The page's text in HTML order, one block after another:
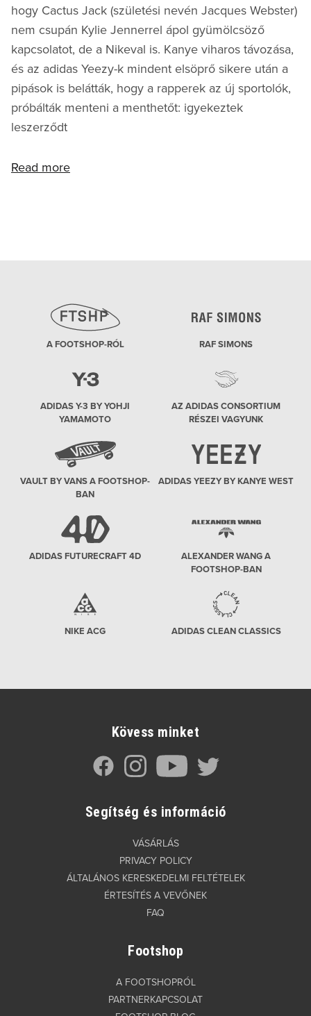
hogy Cactus Jack (születési nevén Jacques Webster)
nem csupán Kylie Jennerrel ápol gyümölcsöző
kapcsolatot, de a Nikeval is. Kanye viharos távozása,
és az adidas Yeezy-k mindent elsöprő sikere után a
pipások is belátták, hogy a rapperek az új sportolók,
próbálták menteni a menthetőt: igyekeztek
leszerződt
Read more
A FOOTSHOP-RÓL RAF SIMONS
ADIDAS Y-3 BY YOHJI
YAMAMOTO
AZ ADIDAS CONSORTIUM
RÉSZEI VAGYUNK
VAULT BY VANS A FOOTSHOP-
BAN
ADIDAS YEEZY BY KANYE WEST
ADIDAS FUTURECRAFT 4D
ALEXANDER WANG A
FOOTSHOP-BAN
NIKE ACG ADIDAS CLEAN CLASSICS
Kövess minket
Segítség és információ
VÁSÁRLÁS
PRIVACY POLICY
ÁLTALÁNOS KERESKEDELMI FELTÉTELEK
ÉRTESÍTÉS A VEVŐNEK
FAQ
Footshop
A FOOTSHOPRÓL
PARTNERKAPCSOLAT